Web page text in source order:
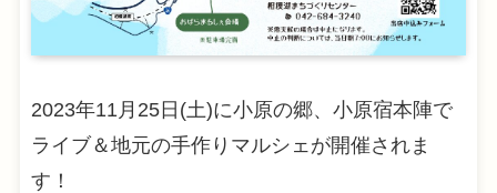
2023年11月25日(土)に小原の郷、小原宿本陣で
ライブ＆地元の手作りマルシェが開催されま
す！